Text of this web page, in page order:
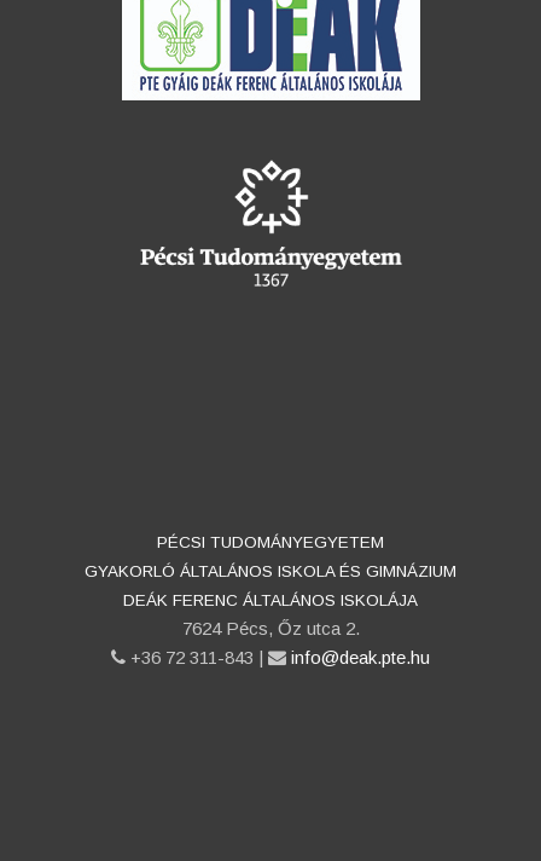
PÉCSI TUDOMÁNYEGYETEM
GYAKORLÓ ÁLTALÁNOS ISKOLA ÉS GIMNÁZIUM
DEÁK FERENC ÁLTALÁNOS ISKOLÁJA
7624 Pécs, Őz utca 2.
phone
+36 72 311-843 | email
info@deak.pte.hu